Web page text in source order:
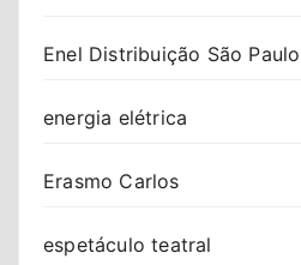
Enel Distribuição São Paulo
energia elétrica
Erasmo Carlos
espetáculo teatral